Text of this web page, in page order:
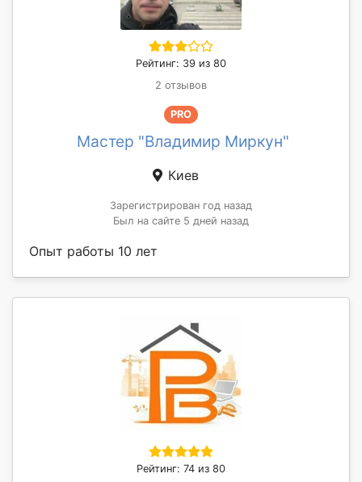
Рейтинг: 39 из 80
2 отзывов
PRO
Мастер "Владимир Миркун"
Киев
Зарегистрирован год назад
Был на сайте 5 дней назад
Опыт работы 10 лет
Рейтинг: 74 из 80